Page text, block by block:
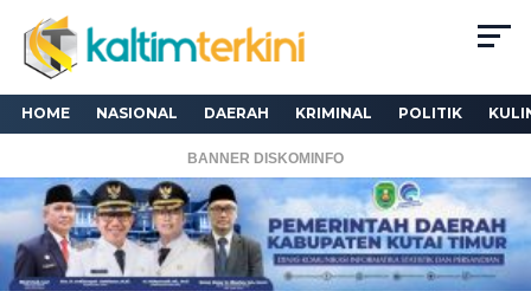
HOME NASIONAL DAERAH KRIMINAL POLITIK
BANNER DISKOMINFO